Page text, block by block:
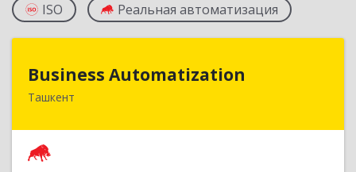
ISO Реальная автоматизация
Business Automatization
Ташкент
Узбекистан, г. Ташкент, Мирабадский район,